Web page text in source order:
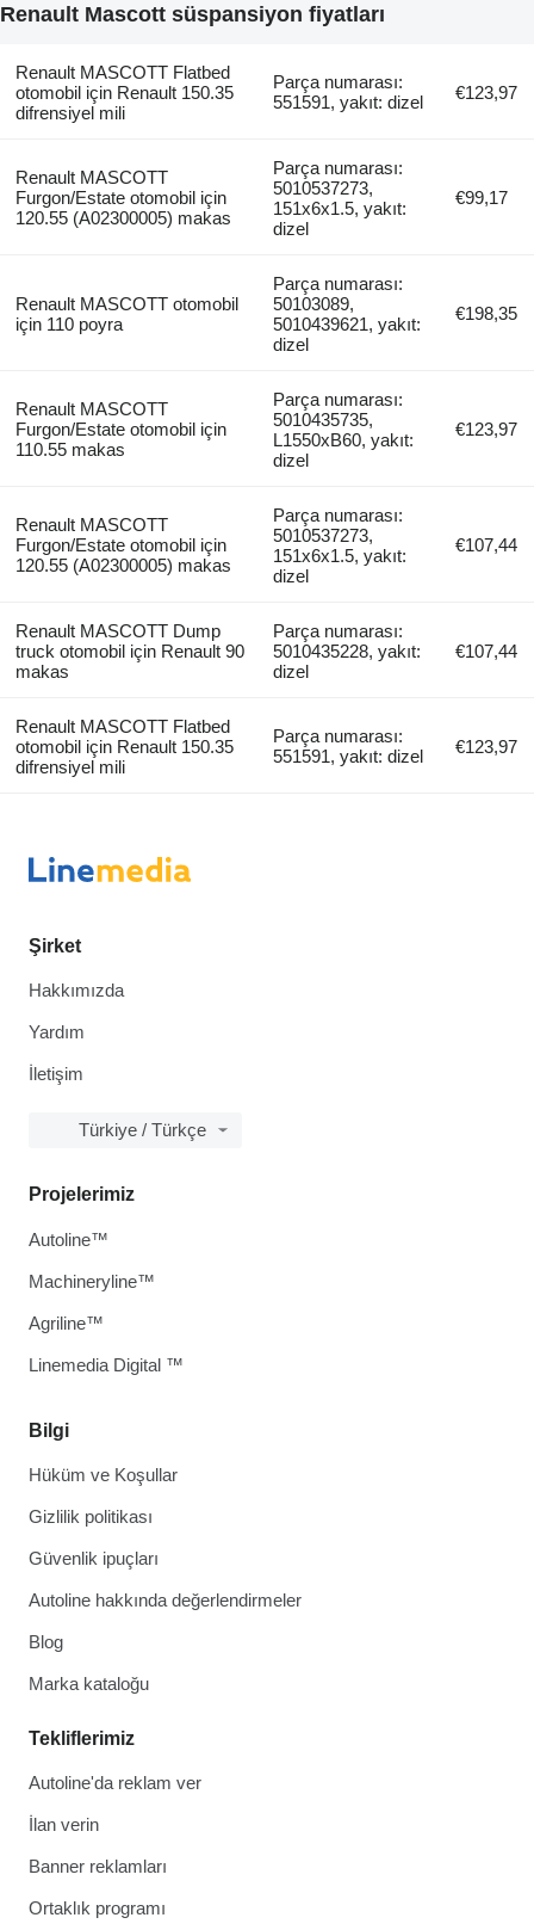
Renault Mascott süspansiyon fiyatları
Renault MASCOTT Flatbed
otomobil için Renault 150.35
difrensiyel mili
Parça numarası:
551591, yakıt: dizel
€123,97
Renault MASCOTT
Furgon/Estate otomobil için
120.55 (A02300005) makas
Parça numarası:
5010537273,
151x6x1.5, yakıt:
dizel
€99,17
Renault MASCOTT otomobil
için 110 poyra
Parça numarası:
50103089,
5010439621, yakıt:
dizel
€198,35
Renault MASCOTT
Furgon/Estate otomobil için
110.55 makas
Parça numarası:
5010435735,
L1550xB60, yakıt:
dizel
€123,97
Renault MASCOTT
Furgon/Estate otomobil için
120.55 (A02300005) makas
Parça numarası:
5010537273,
151x6x1.5, yakıt:
dizel
€107,44
Renault MASCOTT Dump
truck otomobil için Renault 90
makas
Parça numarası:
5010435228, yakıt:
dizel
€107,44
Renault MASCOTT Flatbed
otomobil için Renault 150.35
difrensiyel mili
Parça numarası:
551591, yakıt: dizel
€123,97
Şirket
Hakkımızda
Yardım
İletişim
Türkiye / Türkçe
Bilgi
Hüküm ve Koşullar
Gizlilik politikası
Güvenlik ipuçları
Autoline hakkında değerlendirmeler
Blog
Marka kataloğu
Tekliflerimiz
Autoline'da reklam ver
İlan verin
Banner reklamları
Ortaklık programı
Projelerimiz
Autoline™
Machineryline™
Agriline™
Linemedia Digital ™